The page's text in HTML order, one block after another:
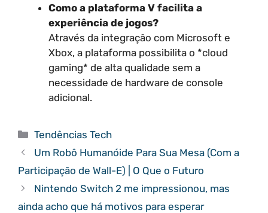
Como a plataforma V facilita a
experiência de jogos?
Através da integração com Microsoft e
Xbox, a plataforma possibilita o *cloud
gaming* de alta qualidade sem a
necessidade de hardware de console
adicional.
Categorias
Tendências Tech
Um Robô Humanóide Para Sua Mesa (Com a
Participação de Wall-E) | O Que o Futuro
Nintendo Switch 2 me impressionou, mas
ainda acho que há motivos para esperar